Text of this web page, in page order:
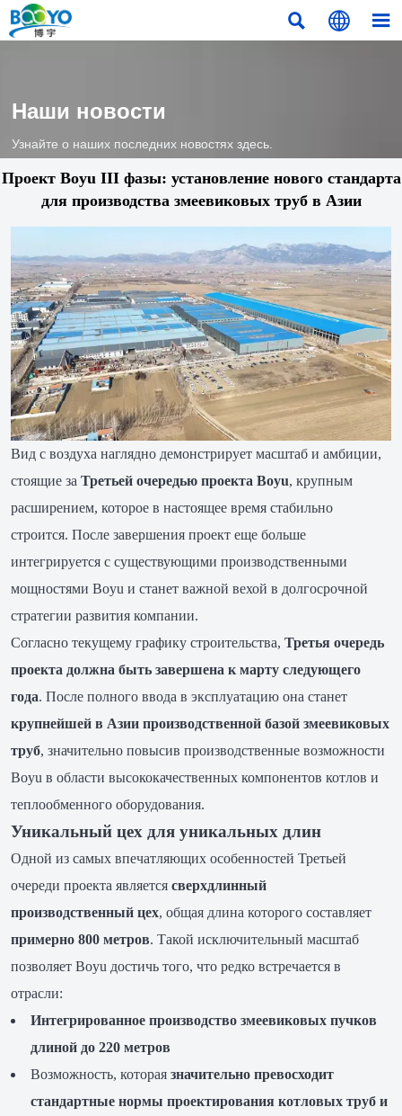
  
Наши новости
Узнайте о наших последних новостях здесь.
Проект Boyu III фазы: установление нового стандарта
для производства змеевиковых труб в Азии
Вид с воздуха наглядно демонстрирует масштаб и амбиции,
стоящие за Третьей очередью проекта Boyu, крупным
расширением, которое в настоящее время стабильно
строится. После завершения проект еще больше
интегрируется с существующими производственными
мощностями Boyu и станет важной вехой в долгосрочной
стратегии развития компании.
Согласно текущему графику строительства, Третья очередь
проекта должна быть завершена к марту следующего
года. После полного ввода в эксплуатацию она станет
крупнейшей в Азии производственной базой змеевиковых
труб, значительно повысив производственные возможности
Boyu в области высококачественных компонентов котлов и
теплообменного оборудования.
Уникальный цех для уникальных длин
Одной из самых впечатляющих особенностей Третьей
очереди проекта является сверхдлинный
производственный цех, общая длина которого составляет
примерно 800 метров. Такой исключительный масштаб
позволяет Boyu достичь того, что редко встречается в
отрасли:
Интегрированное производство змеевиковых пучков
длиной до 220 метров
Возможность, которая значительно превосходит
стандартные нормы проектирования котловых труб и